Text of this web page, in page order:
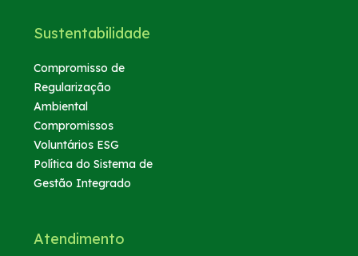
Sustentabilidade
Compromisso de
Regularização
Ambiental
Compromissos
Voluntários ESG
Política do Sistema de
Gestão Integrado
Atendimento